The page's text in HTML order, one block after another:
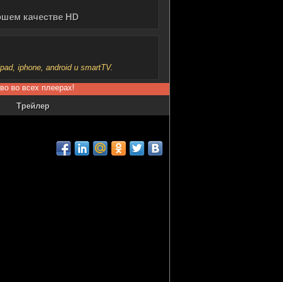
качестве HD
iphone, android и smartTV.
во всех плеерах!
Трейлер